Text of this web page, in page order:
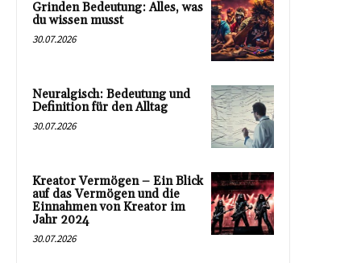
Grinden Bedeutung: Alles, was
du wissen musst
30.07.2026
Neuralgisch: Bedeutung und
Definition für den Alltag
30.07.2026
Kreator Vermögen – Ein Blick
auf das Vermögen und die
Einnahmen von Kreator im
Jahr 2024
30.07.2026